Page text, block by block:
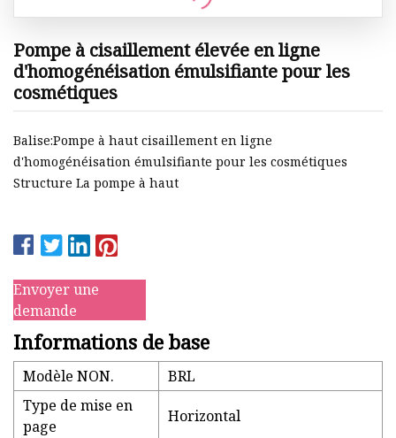
Pompe à cisaillement élevée en ligne
d'homogénéisation émulsifiante pour les
cosmétiques
Balise:Pompe à haut cisaillement en ligne
d'homogénéisation émulsifiante pour les cosmétiques
Structure La pompe à haut
Envoyer une
demande
Informations de base
Modèle NON.
BRL
Type de mise en
page
Horizontal